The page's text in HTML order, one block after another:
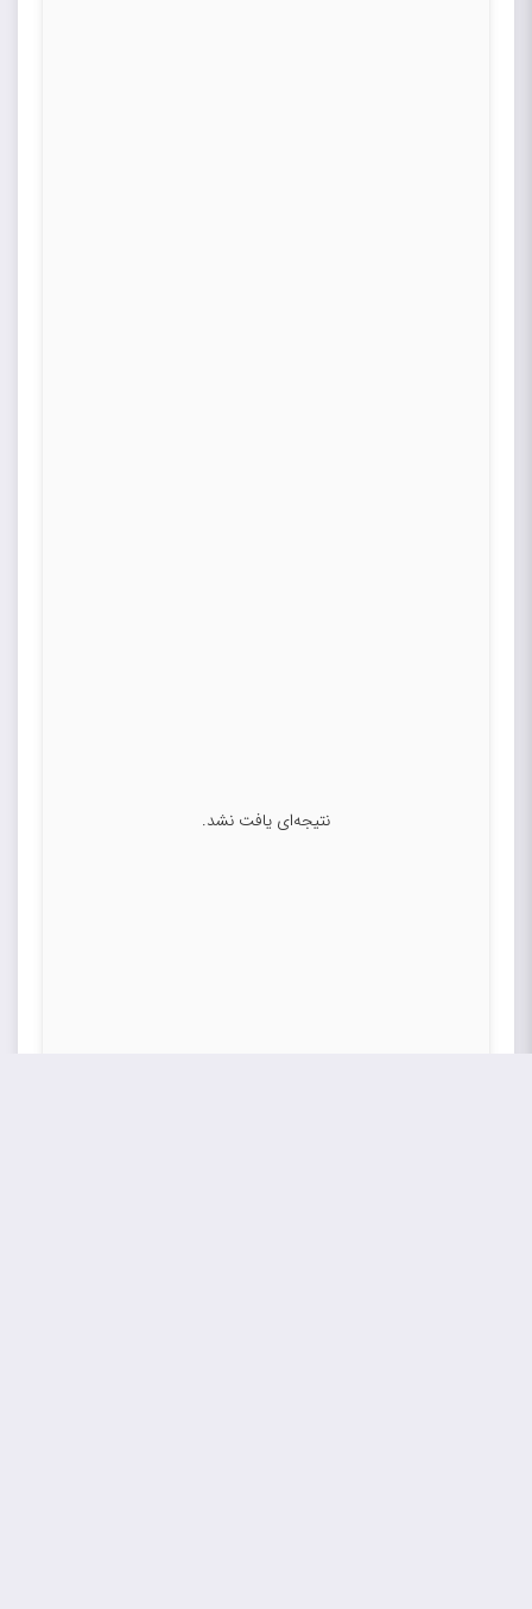
نتیجه‌ای یافت نشد.